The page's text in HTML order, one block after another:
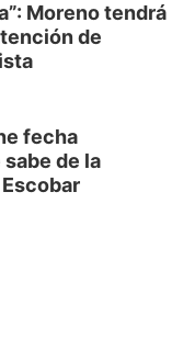
Moreno tendrá
de
fecha
de la